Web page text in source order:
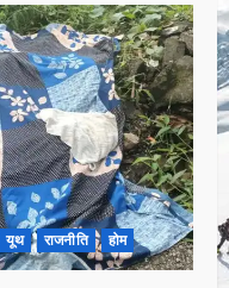
यूथ राजनीति होम